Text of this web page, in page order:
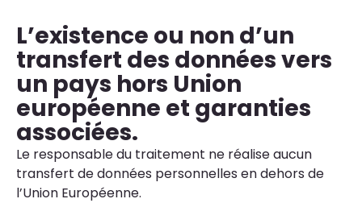
L’existence ou non d’un
transfert des données vers
un pays hors Union
européenne et garanties
associées.
Le responsable du traitement ne réalise aucun
transfert de données personnelles en dehors de
l’Union Européenne.